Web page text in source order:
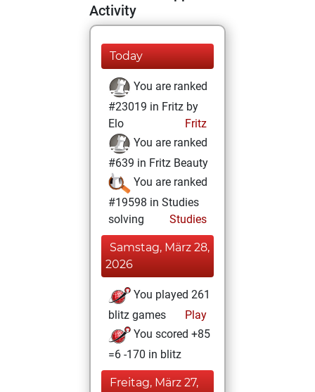
Activity
Today
You are ranked
#23019 in Fritz by
Elo
Fritz
You are ranked
#639 in Fritz Beauty
You are ranked
#19598 in Studies
solving
Studies
Samstag, März 28,
2026
You played 261
blitz games
Play
You scored +85
=6 -170 in blitz
Freitag, März 27,